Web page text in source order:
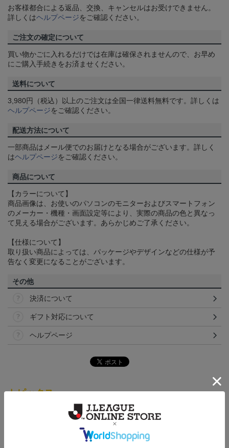
お客様都合による返品、交換、キャンセルはお受けできません。
詳しくはヘルプページをご確認ください。
ご注文の確定について
買い物かごに入れるだけでは在庫は確保されませんので、お早め
にご購入手続きをお済ませください。
送料について
3,980円（税込）以上のご注文は全国一律送料無料です。詳しくは
ヘルプページをご確認ください。
配送方法について
一部商品はメール便でのお届けとなる場合がございます。詳しく
はヘルプページをご確認ください。
商品について
【カラーについて】
商品画像は、お使いのパソコンのモニターおよびスマートフォン
のメーカー・機種・画面設定等により、実際の商品の色と異なっ
て見える場合がございます。あらかじめご了承ください。
【仕様について】
取り扱い商品によっては、パッケージやデザインなどの仕様が予
告なく変更になることがございます。
その他
決済について
ギフト対応について
ヘルプページ
トピックス
チームマスコットグッズは、サポーターやファン必
見！今すぐチェックしてみてください！